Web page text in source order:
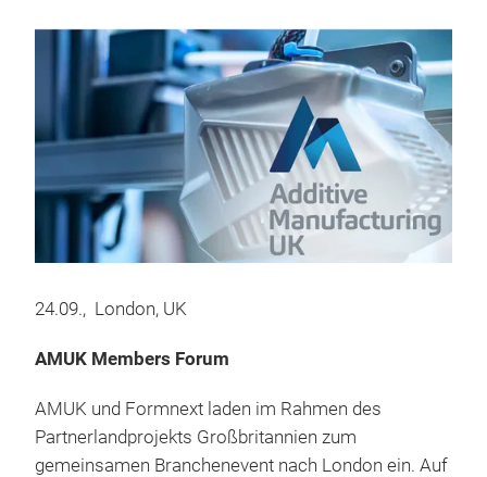
24.09., London, UK
AMUK Members Forum
AMUK und Formnext laden im Rahmen des
Partnerlandprojekts Großbritannien zum
gemeinsamen Branchenevent nach London ein. Auf